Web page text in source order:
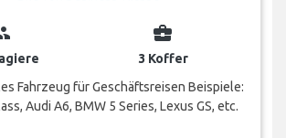
business_center
3 Koffer
Fahrzeug für Geschäftsreisen Beispiele:
Audi A6, BMW 5 Series, Lexus GS, etc.